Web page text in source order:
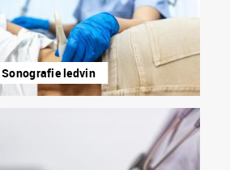
Sonografie ledvin